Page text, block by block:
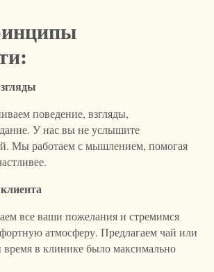
поведение, взгляды,
У нас вы не услышите
Мы работаем с мышлением, помогая
все ваши пожелания и стремимся
атмосферу. Предлагаем чай или
время в клинике было максимально